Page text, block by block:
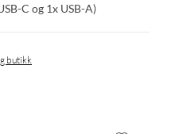
C og 1x USB-A)
butikk